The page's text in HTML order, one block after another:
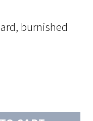
burnished